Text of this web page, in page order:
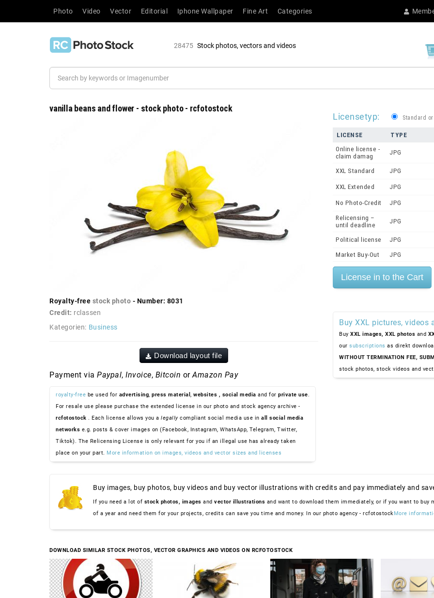
Photo Video Vector Editorial Iphone Wallpaper Fine Art Categories
28475 Stock photos, vectors and videos
vanilla beans and flower - stock photo - rcfotostock
Royalty-free stock photo - Number: 8031
Credit: rclassen
Kategorien: Business
Download layout file
Payment via Paypal, Invoice, Bitcoin or Amazon Pay
royalty-free be used for advertising, press material , websites , social media and for private use.
For resale use please purchase the extended license in our photo and stock agency archive -
rcfotostock . Each license allows you a legallycompliant social media use in all social media
networks e.g. posts & cover images on (Facebook, Instagram, WhatsApp, Telegram, Twitter,
Tiktok). The Relicensing License is only relevant for you if an illegal use has already taken
place on your part. More information on images, videos and vector sizes and licenses
Licensetyp: Standard
LICENSE
TYPE
Online license -
claim damag
JPG
XXL Standard JPG
XXL Extended JPG
No Photo-Credit JPG
Relicensing –
until deadline
JPG
Political license JPG
Market Buy-Out JPG
Buy XXL pictures,
Buy XXL images, XXL photos and
our subscriptions as direkt
WITHOUT TERMINATION FEE,
stock photos, stock videos and
Buy images, buy photos, buy videos and buy vector illustrations with credits and pay immediately and
If you need a lot of stock photos, images and vector illustrations and want to download them immediately, or if you want to buy
of a year and need them for your projects, credits can save you time and money. In our photo agency - rcfotostockMore
DOWNLOAD SIMILAR STOCK PHOTOS, VECTOR GRAPHICS AND VIDEOS ON RCFOTOSTOCK